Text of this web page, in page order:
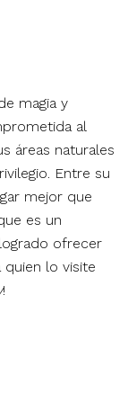
magia y
al
áreas naturales
Entre su
mejor que
es un
ofrecer
quien lo visite
!